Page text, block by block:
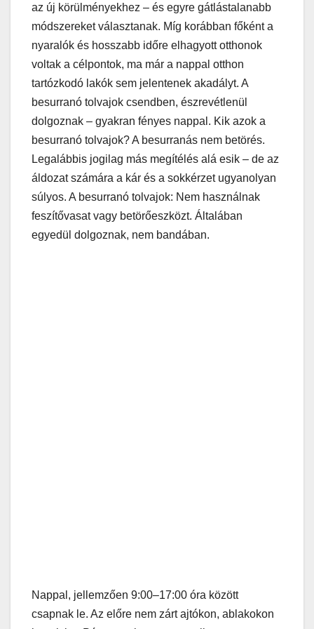
az új körülményekhez – és egyre gátlástalanabb
módszereket választanak. Míg korábban főként a
nyaralók és hosszabb időre elhagyott otthonok
voltak a célpontok, ma már a nappal otthon
tartózkodó lakók sem jelentenek akadályt. A
besurranó tolvajok csendben, észrevétlenül
dolgoznak – gyakran fényes nappal. Kik azok a
besurranó tolvajok? A besurranás nem betörés.
Legalábbis jogilag más megítélés alá esik – de az
áldozat számára a kár és a sokkérzet ugyanolyan
súlyos. A besurranó tolvajok: Nem használnak
feszítővasat vagy betörőeszközt. Általában
egyedül dolgoznak, nem bandában.
Nappal, jellemzően 9:00–17:00 óra között
csapnak le. Az előre nem zárt ajtókon, ablakokon